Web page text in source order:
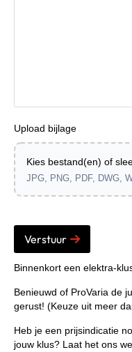
Upload bijlage
Kies bestand(en) of
JPG, PNG, PDF, DWG,
Verstuur
Binnenkort een
Benieuwd of ProVaria de
gerust! (Keuze uit meer
Heb je een prijsindicatie
jouw klus? Laat het ons